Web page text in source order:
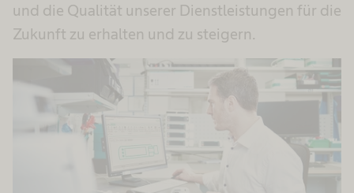
und die Qualität unserer Dienstleistungen für die
Zukunft zu erhalten und zu steigern.